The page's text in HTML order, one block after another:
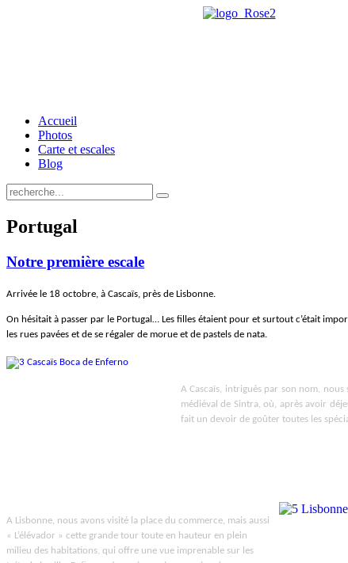
Accueil
Photos
Carte et escales
Blog
Portugal
Notre première escale
Arrivée le 18 octobre, à Cascaïs, près de Lisbonne.
On hésitait à passer par le Portugal… Les filles étaient pour et surtout c’était
les rues pavées et de se régaler de morue et de pastels de nata.
A Cascaïs, intrigués par son nom,
médiéval de Sintra, où, après avoir
fait un devoir de goûter toutes les
A Lisbonne, nous avons visité la place du commerce, mais aussi
« L’élévador » cette grande tour toute en hauteur en plein
milieu des habitations, qui offre une vue imprenable sur les